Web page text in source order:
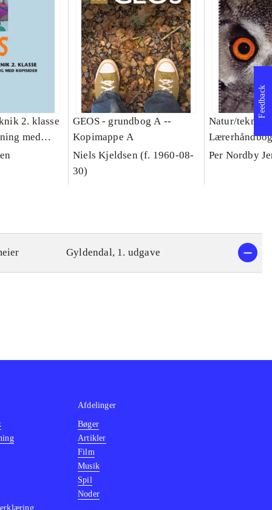
2. klasse
med
GEOS - grundbog A --
Kopimappe A
Niels Kjeldsen (f. 1960-08-
30)
Natur/teknik
Per Nordby
Gyldendal, 1. udgave
Feedback
Afdelinger
Bøger
Artikler
Film
Musik
Spil
Noder